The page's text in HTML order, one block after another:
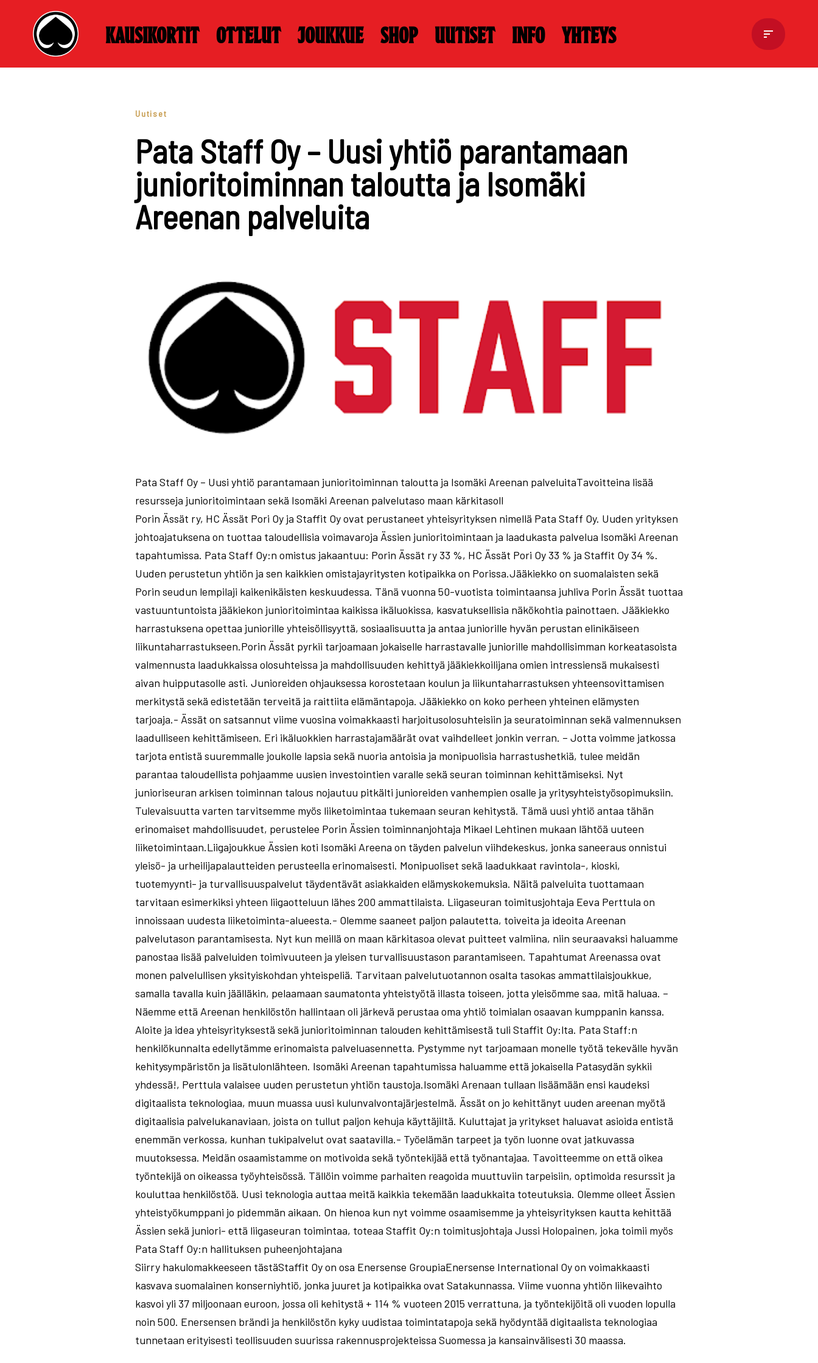
content
Kausikortit Ottelut Joukkue Shop Uutiset Info Yhteys
Pata Staff Oy – Uusi yhtiö parantamaan
junioritoiminnan taloutta ja Isomäki
Areenan palveluita
Uutiset
Pata Staff Oy – Uusi yhtiö parantamaan junioritoiminnan taloutta ja Isomäki Areenan palveluitaTavoitteina lisää
resursseja junioritoimintaan sekä Isomäki Areenan palvelutaso maan kärkitasoll
Porin Ässät ry, HC Ässät Pori Oy ja Staffit Oy ovat perustaneet yhteisyrityksen nimellä Pata Staff Oy. Uuden yrityksen
johtoajatuksena on tuottaa taloudellisia voimavaroja Ässien junioritoimintaan ja laadukasta palvelua Isomäki Areenan
tapahtumissa. Pata Staff Oy:n omistus jakaantuu: Porin Ässät ry 33 %, HC Ässät Pori Oy 33 % ja Staffit Oy 34 %.
Uuden perustetun yhtiön ja sen kaikkien omistajayritysten kotipaikka on Porissa.Jääkiekko on suomalaisten sekä
Porin seudun lempilaji kaikenikäisten keskuudessa. Tänä vuonna 50-vuotista toimintaansa juhliva Porin Ässät tuottaa
vastuuntuntoista jääkiekon junioritoimintaa kaikissa ikäluokissa, kasvatuksellisia näkökohtia painottaen. Jääkiekko
harrastuksena opettaa juniorille yhteisöllisyyttä, sosiaalisuutta ja antaa juniorille hyvän perustan elinikäiseen
liikuntaharrastukseen.Porin Ässät pyrkii tarjoamaan jokaiselle harrastavalle juniorille mahdollisimman korkeatasoista
valmennusta laadukkaissa olosuhteissa ja mahdollisuuden kehittyä jääkiekkoilijana omien intressiensä mukaisesti
aivan huipputasolle asti. Junioreiden ohjauksessa korostetaan koulun ja liikuntaharrastuksen yhteensovittamisen
merkitystä sekä edistetään terveitä ja raittiita elämäntapoja. Jääkiekko on koko perheen yhteinen elämysten
tarjoaja.- Ässät on satsannut viime vuosina voimakkaasti harjoitusolosuhteisiin ja seuratoiminnan sekä valmennuksen
laadulliseen kehittämiseen. Eri ikäluokkien harrastajamäärät ovat vaihdelleet jonkin verran. – Jotta voimme jatkossa
tarjota entistä suuremmalle joukolle lapsia sekä nuoria antoisia ja monipuolisia harrastushetkiä, tulee meidän
parantaa taloudellista pohjaamme uusien investointien varalle sekä seuran toiminnan kehittämiseksi. Nyt
junioriseuran arkisen toiminnan talous nojautuu pitkälti junioreiden vanhempien osalle ja yritysyhteistyösopimuksiin.
Tulevaisuutta varten tarvitsemme myös liiketoimintaa tukemaan seuran kehitystä. Tämä uusi yhtiö antaa tähän
erinomaiset mahdollisuudet, perustelee Porin Ässien toiminnanjohtaja Mikael Lehtinen mukaan lähtöä uuteen
liiketoimintaan.Liigajoukkue Ässien koti Isomäki Areena on täyden palvelun viihdekeskus, jonka saneeraus onnistui
yleisö- ja urheilijapalautteiden perusteella erinomaisesti. Monipuoliset sekä laadukkaat ravintola-, kioski,
tuotemyynti- ja turvallisuuspalvelut täydentävät asiakkaiden elämyskokemuksia. Näitä palveluita tuottamaan
tarvitaan esimerkiksi yhteen liigaotteluun lähes 200 ammattilaista. Liigaseuran toimitusjohtaja Eeva Perttula on
innoissaan uudesta liiketoiminta-alueesta.- Olemme saaneet paljon palautetta, toiveita ja ideoita Areenan
palvelutason parantamisesta. Nyt kun meillä on maan kärkitasoa olevat puitteet valmiina, niin seuraavaksi haluamme
panostaa lisää palveluiden toimivuuteen ja yleisen turvallisuustason parantamiseen. Tapahtumat Areenassa ovat
monen palvelullisen yksityiskohdan yhteispeliä. Tarvitaan palvelutuotannon osalta tasokas ammattilaisjoukkue,
samalla tavalla kuin jäälläkin, pelaamaan saumatonta yhteistyötä illasta toiseen, jotta yleisömme saa, mitä haluaa. –
Näemme että Areenan henkilöstön hallintaan oli järkevä perustaa oma yhtiö toimialan osaavan kumppanin kanssa.
Aloite ja idea yhteisyrityksestä sekä junioritoiminnan talouden kehittämisestä tuli Staffit Oy:lta. Pata Staff:n
henkilökunnalta edellytämme erinomaista palveluasennetta. Pystymme nyt tarjoamaan monelle työtä tekevälle hyvän
kehitysympäristön ja lisätulonlähteen. Isomäki Areenan tapahtumissa haluamme että jokaisella Patasydän sykkii
yhdessä!, Perttula valaisee uuden perustetun yhtiön taustoja.Isomäki Arenaan tullaan lisäämään ensi kaudeksi
digitaalista teknologiaa, muun muassa uusi kulunvalvontajärjestelmä. Ässät on jo kehittänyt uuden areenan myötä
digitaalisia palvelukanaviaan, joista on tullut paljon kehuja käyttäjiltä. Kuluttajat ja yritykset haluavat asioida entistä
enemmän verkossa, kunhan tukipalvelut ovat saatavilla.- Työelämän tarpeet ja työn luonne ovat jatkuvassa
muutoksessa. Meidän osaamistamme on motivoida sekä työntekijää että työnantajaa. Tavoitteemme on että oikea
työntekijä on oikeassa työyhteisössä. Tällöin voimme parhaiten reagoida muuttuviin tarpeisiin, optimoida resurssit ja
kouluttaa henkilöstöä. Uusi teknologia auttaa meitä kaikkia tekemään laadukkaita toteutuksia. Olemme olleet Ässien
yhteistyökumppani jo pidemmän aikaan. On hienoa kun nyt voimme osaamisemme ja yhteisyrityksen kautta kehittää
Ässien sekä juniori- että liigaseuran toimintaa, toteaa Staffit Oy:n toimitusjohtaja Jussi Holopainen, joka toimii myös
Pata Staff Oy:n hallituksen puheenjohtajana
Siirry hakulomakkeeseen tästä​Staffit Oy on osa Enersense GroupiaEnersense International Oy on voimakkaasti
kasvava suomalainen konserniyhtiö, jonka juuret ja kotipaikka ovat Satakunnassa. Viime vuonna yhtiön liikevaihto
kasvoi yli 37 miljoonaan euroon, jossa oli kehitystä + 114 % vuoteen 2015 verrattuna, ja työntekijöitä oli vuoden lopulla
noin 500. Enersensen brändi ja henkilöstön kyky uudistaa toimintatapoja sekä hyödyntää digitaalista teknologiaa
tunnetaan erityisesti teollisuuden suurissa rakennusprojekteissa Suomessa ja kansainvälisesti 30 maassa.